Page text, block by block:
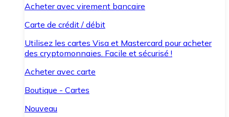
Acheter avec virement bancaire
Carte de crédit / débit
Utilisez les cartes Visa et Mastercard pour acheter
des cryptomonnaies. Facile et sécurisé !
Acheter avec carte
Boutique - Cartes
Nouveau